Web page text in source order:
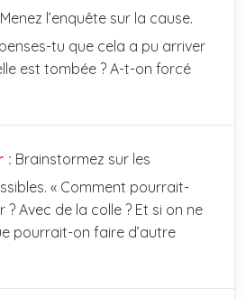
Menez l’enquête sur la cause.
tu que cela a pu arriver
est tombée ? A-t-on forcé
: Brainstormez sur les
« Comment pourrait-
? Avec de la colle ? Et si on ne
pourrait-on faire d’autre